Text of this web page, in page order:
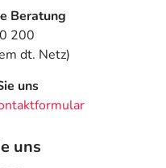
Beratung
200
dt. Netz)
uns
uns